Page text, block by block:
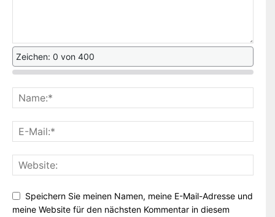
Zeichen: 0 von 400
Speichern Sie meinen Namen, meine E-Mail-Adresse und
meine Website für den nächsten Kommentar in diesem